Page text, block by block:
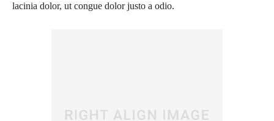
lacinia dolor, ut congue dolor justo a odio.